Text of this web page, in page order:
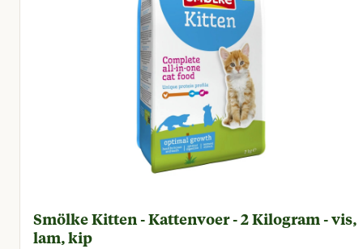
Smölke Kitten - Kattenvoer - 2 Kilogram - vis,
lam, kip